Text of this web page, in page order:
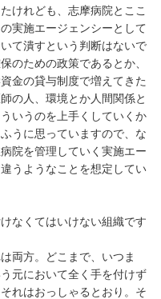
けれども、志摩病院とここ
実施エージェンシーとして
て潰すという判断はないで
のための政策であるとか、
金の貸与制度で増えてきた
の人、環境とか人間関係と
いうのを上手くしていくか
うに思っていますので、な
院を管理していく実施エー
うようなことを想定してい
なくてはいけない組織です
両方。どこまで、いつま
元において全く手を付けず
れはおっしゃるとおり。そ